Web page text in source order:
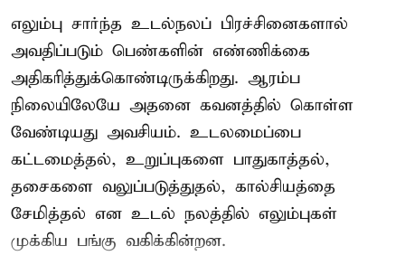
எலும்பு சார்ந்த உடல்நலப் பிரச்சினைகளால்
அவதிப்படும் பெண்களின் எண்ணிக்கை
அதிகரித்துக்கொண்டிருக்கிறது. ஆரம்ப
நிலையிலேயே அதனை கவனத்தில் கொள்ள
வேண்டியது அவசியம். உடலமைப்பை
கட்டமைத்தல், உறுப்புகளை பாதுகாத்தல்,
தசைகளை வலுப்படுத்துதல், கால்சியத்தை
சேமித்தல் என உடல் நலத்தில் எலும்புகள்
முக்கிய பங்கு வகிக்கின்றன.